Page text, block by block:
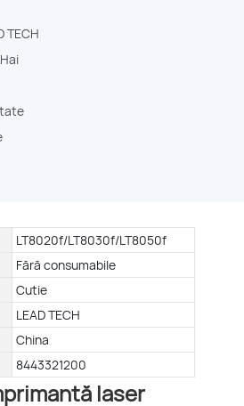
TECH
LT8020f/LT8030f/LT8050f
Fără consumabile
Cutie
LEAD TECH
China
8443321200
laser